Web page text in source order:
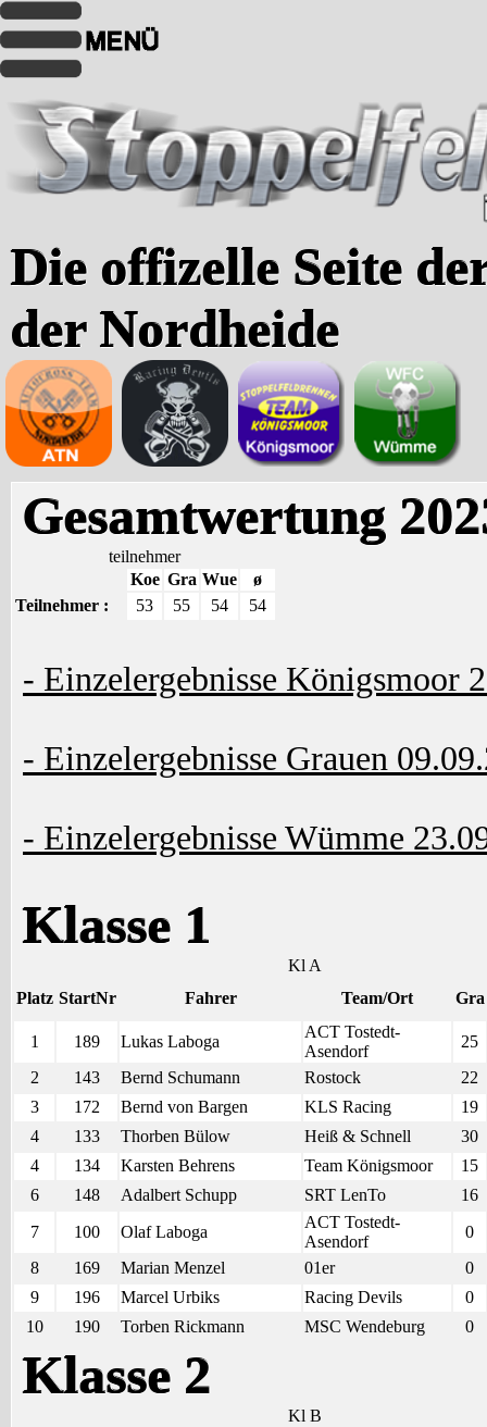
Die offizelle Seite
der Nordheide
Gesamtwertung
teilnehmer
Koe Gra Wue
ø
Teilnehmer :
53 55 54 54
- Einzelergebnisse Königsmoor
- Einzelergebnisse Grauen
- Einzelergebnisse Wümme
Klasse 1
Kl A
Platz StartNr Fahrer Team/Ort Gra
1 189 Lukas Laboga
ACT Tostedt-
Asendorf
25
2
143 Bernd Schumann Rostock
22
3
172 Bernd von Bargen KLS Racing
19
4
133 Thorben Bülow Heiß & Schnell
30
4
134 Karsten Behrens Team Königsmoor
15
6
148 Adalbert Schupp SRT LenTo
16
7
100 Olaf Laboga
ACT Tostedt-
Asendorf
0
8
169 Marian Menzel 01er
0
9
196 Marcel Urbiks Racing Devils
0
10
190 Torben Rickmann MSC Wendeburg 0
Klasse 2
Kl B